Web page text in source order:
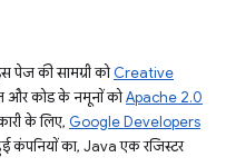
की सामग्री कोCreative
और कोड के नमूनों कोApache 2.0
के लिए, Google Developers
का, Java एक रजिस्टर